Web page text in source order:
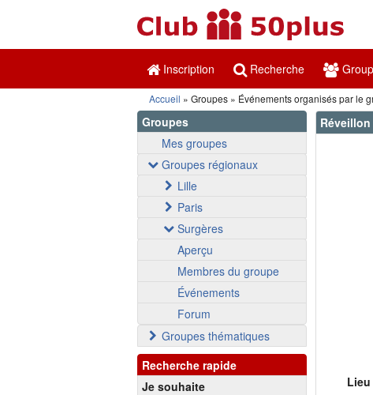
Inscription Recherche
Accueil Groupes Événements organisés par le
Groupes
Mes groupes
Groupes régionaux
Lille
Paris
Surgères
Aperçu
Membres du groupe
Événements
Forum
Groupes thématiques
Recherche rapide
Je souhaite
Réveillon